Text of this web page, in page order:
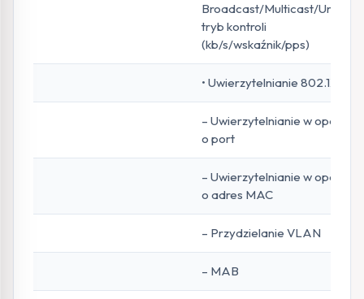
Broadcast/Multicast/Unicast:
tryb kontroli
(kb/s/wskaźnik/pps)
• Uwierzytelnianie 802.1X
– Uwierzytelnianie w oparciu
o port
– Uwierzytelnianie w oparciu
o adres MAC
– Przydzielanie VLAN
– MAB